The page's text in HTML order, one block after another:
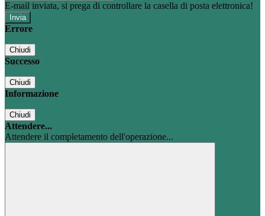
E-mail inviata, si prega di controllare la casella di posta elettronica!
Errore
Chiudi
Successo
Chiudi
Informazione
Chiudi
Attendere...
Attendere il completamento dell'operazione...